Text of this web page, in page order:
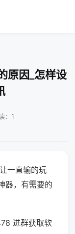
原因_怎样设
：1
一直输的玩
器，有需要的
进群获取软